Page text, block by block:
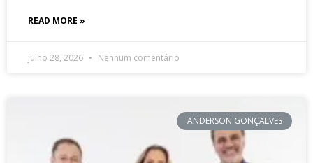
READ MORE »
julho 28, 2026 Nenhum comentário
ANDERSON GONÇALVES